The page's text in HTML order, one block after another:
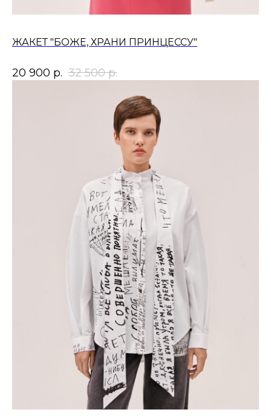
ЖАКЕТ "БОЖЕ, ХРАНИ ПРИНЦЕССУ"
20 900 р. 32 500 р.